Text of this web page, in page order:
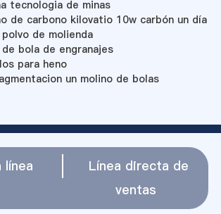
tecnologia de minas
de carbono kilovatio 10w carbón un día
de molienda
bola de engranajes
para heno
un molino de bolas
línea
Línea directa de
ventas